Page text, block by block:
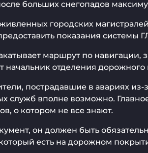
больших снегопадов
городских
показания системы
маршрут по навигации,
начальник отделения
пострадавшие в авариях
служб вполне возможно.
о котором не все знают.
он должен быть
есть на дорожном